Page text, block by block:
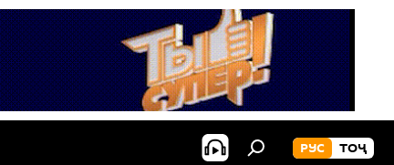
РУС ТОҶ